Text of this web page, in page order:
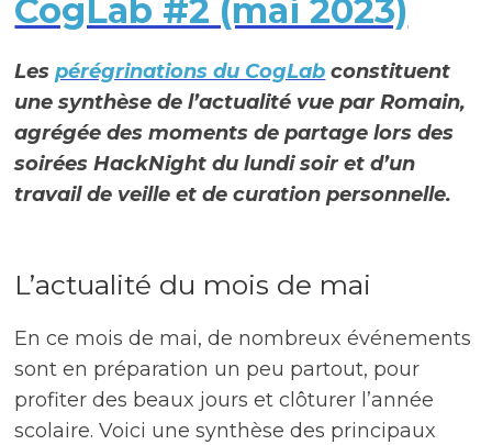
CogLab #2 (mai 2023)
Lespérégrinations du CogLab constituent
une synthèse de l’actualité vue par Romain,
agrégée des moments de partage lors des
soirées HackNight du lundi soir et d’un
travail de veille et de curation personnelle.
L’actualité du mois de mai
En ce mois de mai, de nombreux événements
sont en préparation un peu partout, pour
profiter des beaux jours et clôturer l’année
scolaire. Voici une synthèse des principaux